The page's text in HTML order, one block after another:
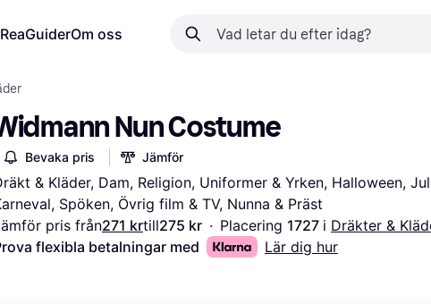
ReaGuiderOm oss
Nun Costume
Bevaka pris Jämför
& Kläder, Dam, Religion, Uniformer & Yrken, Halloween,
Spöken, Övrig film & TV, Nunna & Präst
pris från271 krtill275 kr · Placering 1727 i Dräkter &
flexibla betalningar med
Lär dig hur